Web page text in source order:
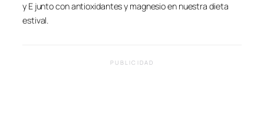
y E junto con antioxidantes y magnesio en nuestra dieta
estival.
PUBLICIDAD